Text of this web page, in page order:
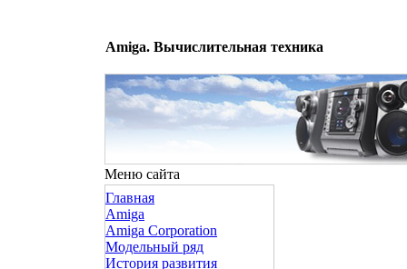
Amiga. Вычислительная техника
Меню сайта
Главная
Amiga
Amiga Corporation
Модельный ряд
История развития